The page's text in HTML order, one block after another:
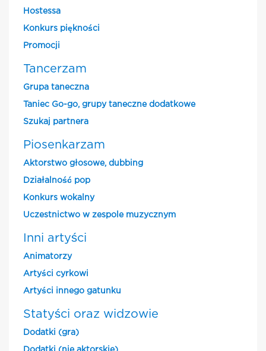
Hostessa
Konkurs piękności
Promocji
Tancerzam
Grupa taneczna
Taniec Go-go, grupy taneczne dodatkowe
Szukaj partnera
Piosenkarzam
Aktorstwo głosowe, dubbing
Działalność pop
Konkurs wokalny
Uczestnictwo w zespole muzycznym
Inni artyści
Animatorzy
Artyści cyrkowi
Artyści innego gatunku
Statyści oraz widzowie
Dodatki (gra)